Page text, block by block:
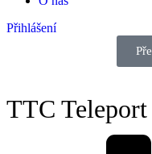
Přihlášení
TTC